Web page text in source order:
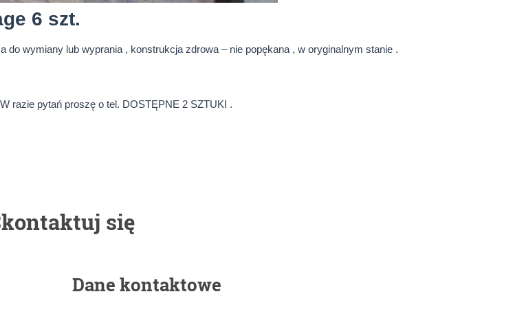
6 szt.
do wymiany lub wyprania , konstrukcja zdrowa – nie popękana , w oryginalnym stanie .
razie pytań proszę o tel. DOSTĘPNE 2 SZTUKI .
się
Dane kontaktowe